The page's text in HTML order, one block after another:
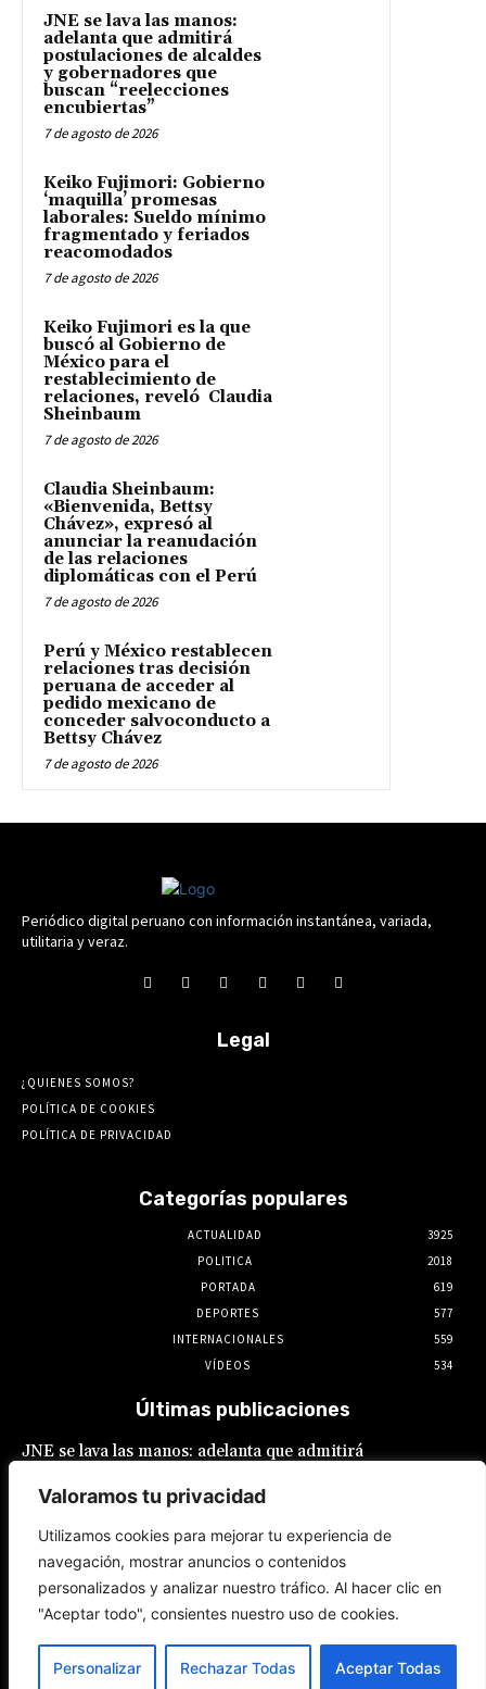
Valoramos tu privacidad
Utilizamos cookies para mejorar tu experiencia de
navegación, mostrar anuncios o contenidos
personalizados y analizar nuestro tráfico. Al hacer clic en
"Aceptar todo", consientes nuestro uso de cookies.
Personalizar Rechazar Todas Aceptar Todas
JNE se lava las manos:
adelanta que admitirá
postulaciones de alcaldes
y gobernadores que
buscan “reelecciones
encubiertas”
7 de agosto de 2026
Keiko Fujimori: Gobierno
‘maquilla’ promesas
laborales: Sueldo mínimo
fragmentado y feriados
reacomodados
7 de agosto de 2026
Keiko Fujimori es la que
buscó al Gobierno de
México para el
restablecimiento de
relaciones, reveló Claudia
Sheinbaum
7 de agosto de 2026
Claudia Sheinbaum:
«Bienvenida, Bettsy
Chávez», expresó al
anunciar la reanudación
de las relaciones
diplomáticas con el Perú
7 de agosto de 2026
Perú y México restablecen
relaciones tras decisión
peruana de acceder al
pedido mexicano de
conceder salvoconducto a
Bettsy Chávez
7 de agosto de 2026
Periódico digital peruano con información instantánea, variada,
utilitaria y veraz.
Legal
¿QUIENES SOMOS?
POLÍTICA DE COOKIES
POLÍTICA DE PRIVACIDAD
Categorías populares
ACTUALIDAD
3925
POLITICA
2018
PORTADA
619
DEPORTES
577
INTERNACIONALES
559
VÍDEOS
534
Últimas publicaciones
JNE se lava las manos: adelanta que admitirá
que buscan “reelecciones encubiertas”
Keiko Fujimori: Gobierno ‘maquilla’
promesas laborales: Sueldo mínimo
fragmentado y feriados reacomodados